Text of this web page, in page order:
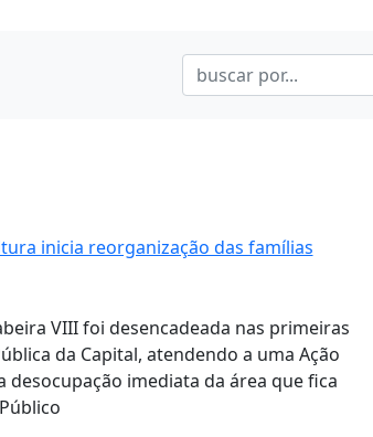
inicia reorganização das famílias
VIII foi desencadeada nas primeiras
da Capital, atendendo a uma Ação
desocupação imediata da área que fica